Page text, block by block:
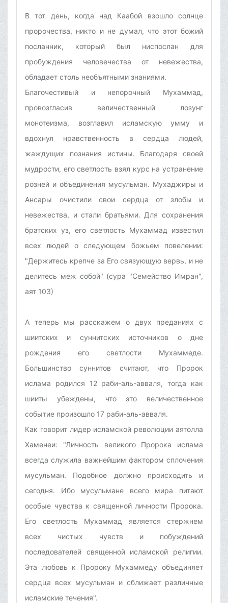
В тот день, когда над Каабой взошло солнце
пророчества, никто и не думал, что этот божий
посланник, который был ниспослан для
пробуждения человечества от невежества,
обладает столь необъятными знаниями.
Благочестивый и непорочный Мухаммад,
провозгласив величественный лозунг
монотеизма, возглавил исламскую умму и
вдохнул нравственность в сердца людей,
жаждущих познания истины. Благодаря своей
мудрости, его светлость взял курс на устранение
розней и объединения мусульман. Мухаджиры и
Ансары очистили свои сердца от злобы и
невежества, и стали братьями. Для сохранения
братских уз, его светлость Мухаммад известил
всех людей о следующем божьем повелении:
"Держитесь крепче за Его связующую вервь, и не
делитесь меж собой" (сура "Семейство Имран",
аят 103)
А теперь мы расскажем о двух преданиях с
шиитских и суннитских источников о дне
рождения его светлости Мухаммеде.
Большинство суннитов считают, что Пророк
ислама родился 12 раби-аль-авваля, тогда как
шииты убеждены, что это величественное
событие произошло 17 раби-аль-авваля.
Как говорит лидер исламской революции аятолла
Хаменеи: "Личность великого Пророка ислама
всегда служила важнейшим фактором сплочения
мусульман. Подобное должно происходить и
сегодня. Ибо мусульмане всего мира питают
особые чувства к священной личности Пророка.
Его светлость Мухаммад является стержнем
всех чистых чувств и побуждений
последователей священной исламской религии.
Эта любовь к Пророку Мухаммеду объединяет
сердца всех мусульман и сближает различные
исламские течения".